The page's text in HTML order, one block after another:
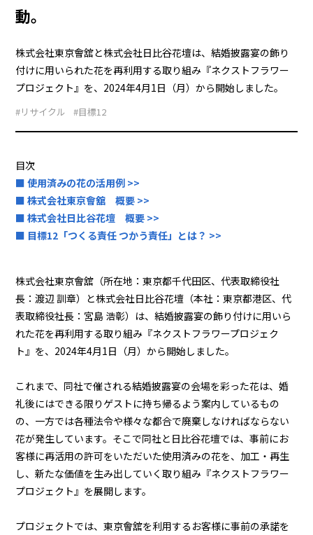
動。
株式会社東京會舘と株式会社日比谷花壇は、結婚披露宴の飾り
付けに用いられた花を再利用する取り組み『ネクストフラワー
プロジェクト』を、2024年4月1日（月）から開始しました。
#リサイクル #目標12
目次
■ 使用済みの花の活用例 >>
■ 株式会社東京會舘 概要 >>
■ 株式会社日比谷花壇 概要 >>
■ 目標12「つくる責任 つかう責任」とは？ >>
株式会社東京會舘（所在地：東京都千代田区、代表取締役社
長：渡辺 訓章）と株式会社日比谷花壇（本社：東京都港区、代
表取締役社長：宮島 浩彰）は、結婚披露宴の飾り付けに用いら
れた花を再利用する取り組み『ネクストフラワープロジェク
ト』を、2024年4月1日（月）から開始しました。
これまで、同社で催される結婚披露宴の会場を彩った花は、婚
礼後にはできる限りゲストに持ち帰るよう案内しているもの
の、一方では各種法令や様々な都合で廃棄しなければならない
花が発生しています。そこで同社と日比谷花壇では、事前にお
客様に再活用の許可をいただいた使用済みの花を、加工・再生
し、新たな価値を生み出していく取り組み『ネクストフラワー
プロジェクト』を展開します。
プロジェクトでは、東京會舘を利用するお客様に事前の承諾を